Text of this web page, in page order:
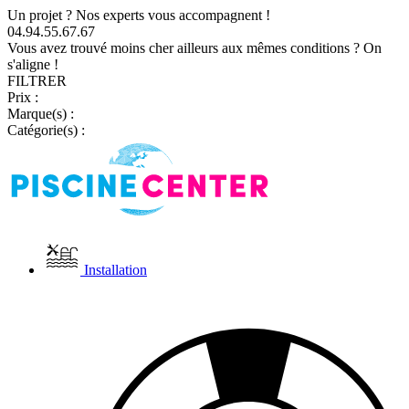
Un projet ? Nos experts vous accompagnent !
04.94.55.67.67
Vous avez trouvé moins cher ailleurs aux mêmes conditions ? On
s'aligne !
FILTRER
Prix :
Marque(s) :
Catégorie(s) :
Installation